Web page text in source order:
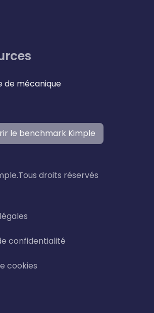
de mécanique
le benchmark Kimple
droits réservés
confidentialité
cookies